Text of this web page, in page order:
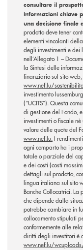
consultare il
informazioni chiave
una decisione finale
prodotto deve tener
elementi vincolanti
degli investimenti e dei
nell’Allegato 1 –
la Sintesi delle
finanziario sul sito
www.nef.lu/
investimento
(“UCITS”). Questa
di gestione del Fondo,
investimenti o fiscale
valore delle quote del
www.nef.lu.I
ogni comparto ha i
totale o parziale del
e dei costi (costi
dettagli sul prodotto,
lingua italiana sul sito
Banche Collocatrici. La
che dipende dalla
potrebbe cambiare in
collocamento stipulati
conformemente alle
diritti degli investitori è
www.nef.lu/